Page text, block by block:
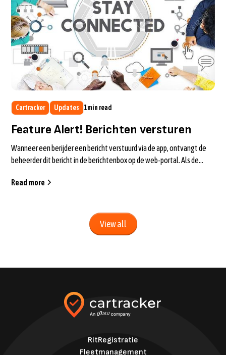
Cartracker Updates 1min read
Feature Alert! Berichten versturen
Wanneer een berijder een bericht verstuurd via de app, ontvangt de
beheerder dit bericht in de berichtenbox op de web-portal. Als de
Read more
View all
RitRegistratie
Fleetmanagement